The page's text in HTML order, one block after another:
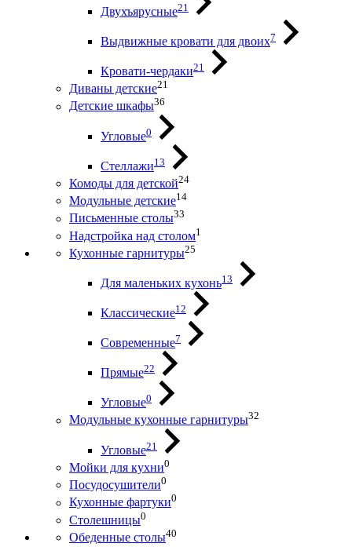
Двухъярусные21
Выдвижные кровати для двоих7
Кровати-чердаки21
Диваны детские21
Детские шкафы36
Угловые0
Стеллажи13
Комоды для детской24
Модульные детские14
Письменные столы33
Надстройка над столом1
Кухонные гарнитуры25
Для маленьких кухонь13
Классические12
Современные7
Прямые22
Угловые0
Модульные кухонные гарнитуры32
Угловые21
Мойки для кухни0
Посудосушители0
Кухонные фартуки0
Столешницы0
Обеденные столы40